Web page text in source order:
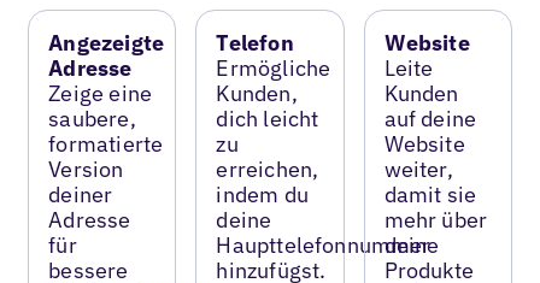
Angezeigte
Adresse
Zeige eine
saubere,
formatierte
Version
deiner
Adresse
für
bessere
Telefon
Ermögliche
Kunden,
dich leicht
zu
erreichen,
indem du
deine
Haupttelefonnummer
hinzufügst.
Website
Leite
Kunden
auf deine
Website
weiter,
damit sie
mehr über
deine
Produkte